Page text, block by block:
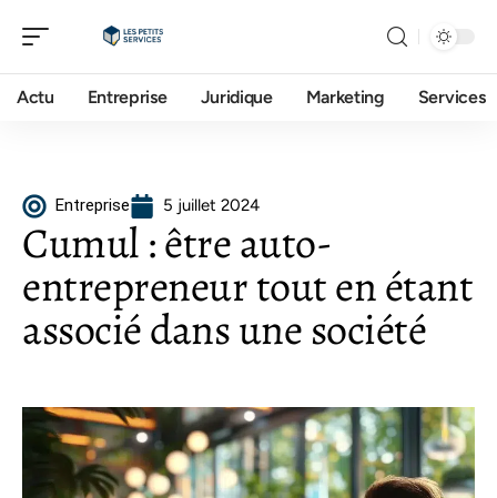
Actu Entreprise Juridique Marketing Services
Entreprise 5 juillet 2024
Cumul : être auto-
entrepreneur tout en étant
associé dans une société